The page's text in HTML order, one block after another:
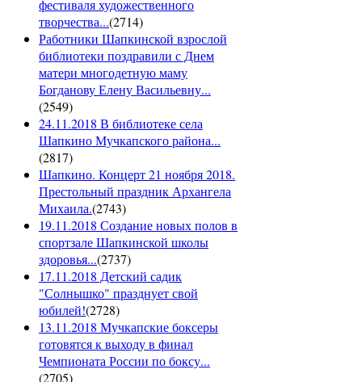
фестиваля художественного
творчества...(2714)
Работники Шапкинской взрослой
библиотеки поздравили с Днем
матери многодетную маму
Богданову Елену Васильевну...
(2549)
24.11.2018 В библиотеке села
Шапкино Мучкапского района...
(2817)
Шапкино. Концерт 21 ноября 2018.
Престольный праздник Архангела
Михаила.(2743)
19.11.2018 Создание новых полов в
спортзале Шапкинской школы
здоровья...(2737)
17.11.2018 Детский садик
"Солнышко" празднует свой
юбилей!(2728)
13.11.2018 Мучкапские боксеры
готовятся к выходу в финал
Чемпионата России по боксу...
(2705)